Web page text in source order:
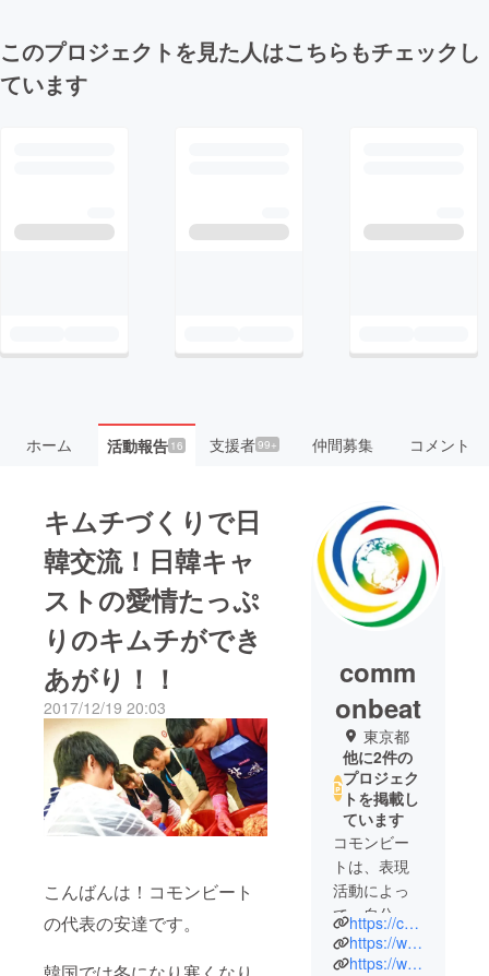
このプロジェクトを見た人はこちらもチェックし
ています
ホーム 活動報告16 支援者99+ 仲間募集 コメント
キムチづくりで日
韓交流！日韓キャ
ストの愛情たっぷ
りのキムチができ
あがり！！
2017/12/19 20:03
こんばんは！コモンビート
の代表の安達です。
comm
onbeat
東京都
他に2件の
プロジェク
トを掲載し
ています
コモンビー
トは、表現
活動によっ
て、自分ら
しく・たく
ましく生き
https://commonbeat.org/
https://www.mfa.commonbeat.org/
https://www.facebook.com/commonbeat/